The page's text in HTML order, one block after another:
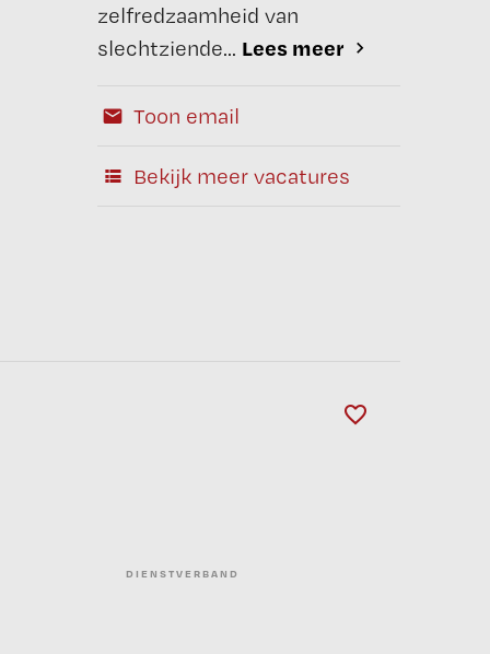
zelfredzaamheid van
slechtziende... Lees meer
Toon email
Bekijk meer vacatures
DIENSTVERBAND